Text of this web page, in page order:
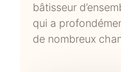
bâtisseur
qui a
de nombreux